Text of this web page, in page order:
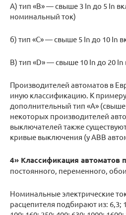
А) тип «B» — свыше 3 In до 5 In
номинальный ток)
б) тип «C» — свыше 5 In до 10 In
В) тип «D» — свыше 10 In до 20
Производителей автоматов в
иную классификацию. К
дополнительный тип «A» (свыше
некоторых производителей
выключателей также
кривые выключения (у АВВ
4» Классификация автоматов
постоянного, переменного,
Номинальные электрические
расцепителя подбирают из: 6,3;